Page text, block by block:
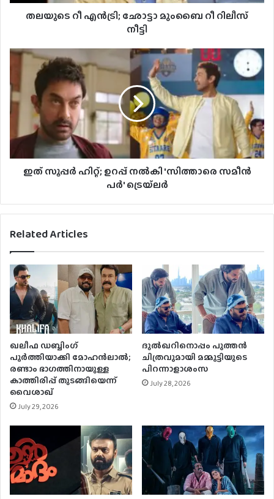
തലയുടെ റീ എൻട്രി; ഛോട്ടാ മുംബൈ റീ റിലീസ്
നീട്ടി
ഇത് സൂപ്പർ ഹിറ്റ്; ഉറപ്പ് നൽകി 'സിത്താരെ സമീൻ
പർ' ട്രെയ്‌ലർ
Related Articles
ഖലീഫ ഡബ്ബിംഗ്
പൂർത്തിയാക്കി മോഹൻലാൽ;
രണ്ടാം ഭാഗത്തിനായുള്ള
കാത്തിരിപ്പ് തുടങ്ങിയെന്ന്
വൈശാഖ്
July 29, 2026
ദുൽഖറിനൊപ്പം പുത്തൻ
ചിത്രവുമായി മമ്മൂട്ടിയുടെ
പിറന്നാളാശംസ
July 28, 2026